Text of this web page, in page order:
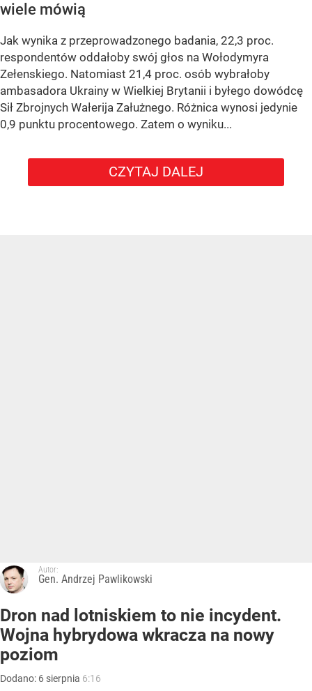
wiele mówią
Jak wynika z przeprowadzonego badania, 22,3 proc.
respondentów oddałoby swój głos na Wołodymyra
Zełenskiego. Natomiast 21,4 proc. osób wybrałoby
ambasadora Ukrainy w Wielkiej Brytanii i byłego dowódcę
Sił Zbrojnych Wałerija Załużnego. Różnica wynosi jedynie
0,9 punktu procentowego. Zatem o wyniku...
CZYTAJ DALEJ
Autor:
Gen. Andrzej Pawlikowski
Dron nad lotniskiem to nie incydent.
Wojna hybrydowa wkracza na nowy
poziom
Dodano: 6 sierpnia 6:16